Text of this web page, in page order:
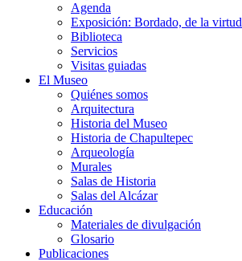
Agenda
Exposición: Bordado, de la virtud
Biblioteca
Servicios
Visitas guiadas
El Museo
Quiénes somos
Arquitectura
Historia del Museo
Historia de Chapultepec
Arqueología
Murales
Salas de Historia
Salas del Alcázar
Educación
Materiales de divulgación
Glosario
Publicaciones